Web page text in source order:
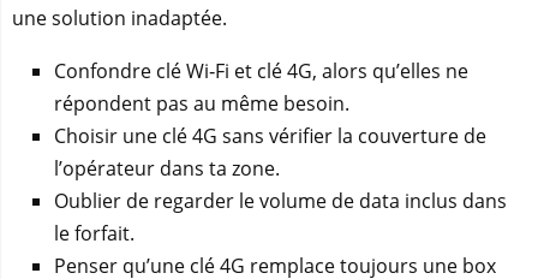
une solution inadaptée.
Confondre clé Wi‑Fi et clé 4G, alors qu’elles ne
répondent pas au même besoin.
Choisir une clé 4G sans vérifier la couverture de
l’opérateur dans ta zone.
Oublier de regarder le volume de data inclus dans
le forfait.
Penser qu’une clé 4G remplace toujours une box